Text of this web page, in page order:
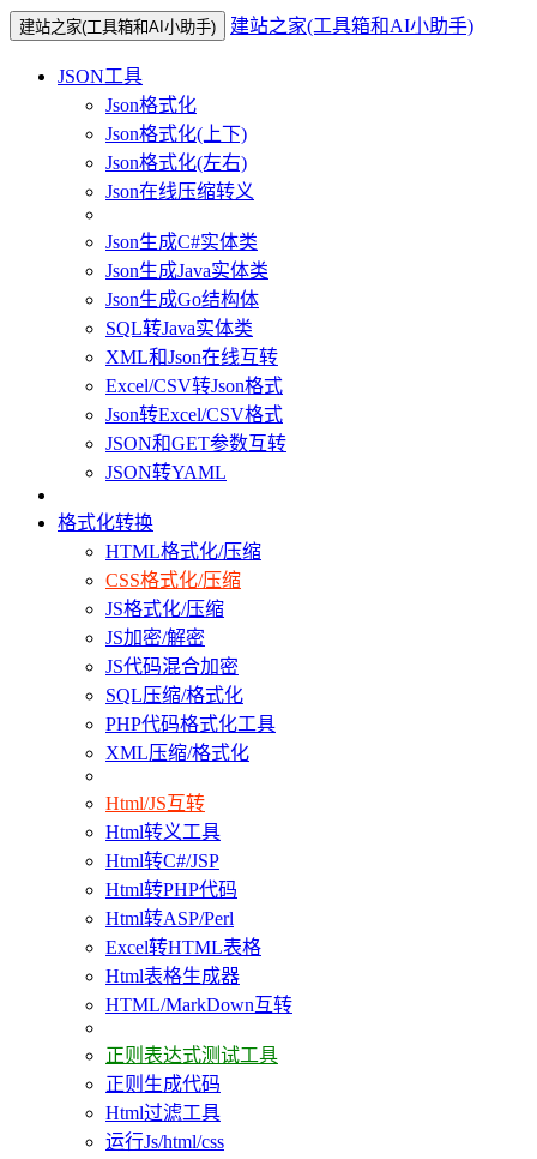
建站之家(工具箱和AI小助手) 建站之家(工具箱和AI小助手)
JSON工具
Json格式化
Json格式化(上下)
Json格式化(左右)
Json在线压缩转义
Json生成C#实体类
Json生成Java实体类
Json生成Go结构体
SQL转Java实体类
XML和Json在线互转
Excel/CSV转Json格式
Json转Excel/CSV格式
JSON和GET参数互转
JSON转YAML
格式化转换
HTML格式化/压缩
CSS格式化/压缩
JS格式化/压缩
JS加密/解密
JS代码混合加密
SQL压缩/格式化
PHP代码格式化工具
XML压缩/格式化
Html/JS互转
Html转义工具
Html转C#/JSP
Html转PHP代码
Html转ASP/Perl
Excel转HTML表格
Html表格生成器
HTML/MarkDown互转
正则表达式测试工具
正则生成代码
Html过滤工具
运行Js/html/css